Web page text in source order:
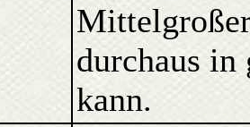
durchaus in
kann.